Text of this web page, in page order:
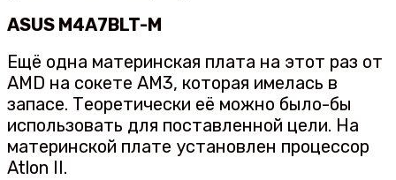
ASUS M4A7BLT-M
Ещё одна материнская плата на этот раз от
AMD на сокете AM3, которая имелась в
запасе. Теоретически её можно было-бы
использовать для поставленной цели. На
материнской плате установлен процессор
Atlon II.